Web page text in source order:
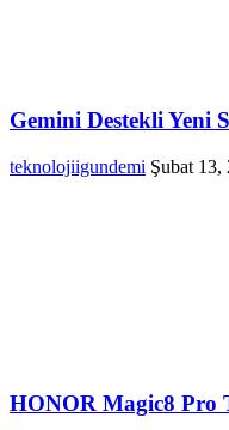
Gemini Destekli Yeni
teknolojiigundemi Şubat 13,
HONOR Magic8 Pro